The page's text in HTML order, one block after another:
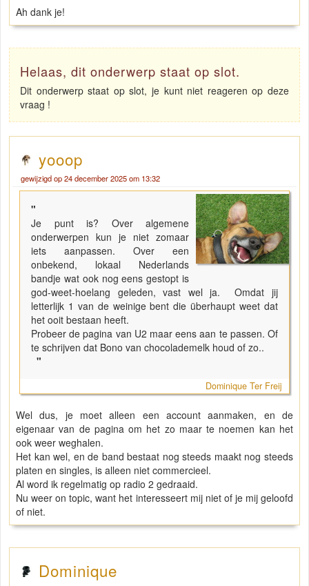
Ah dank je!
Helaas, dit onderwerp staat op slot.
Dit onderwerp staat op slot, je kunt niet reageren op deze
vraag !
yooop
gewijzigd op 24 december 2025 om 13:32
"
Je punt is? Over algemene
onderwerpen kun je niet zomaar
iets aanpassen. Over een
onbekend, lokaal Nederlands
bandje wat ook nog eens gestopt is
god-weet-hoelang geleden, vast wel ja. Omdat jij
letterlijk 1 van de weinige bent die überhaupt weet dat
het ooit bestaan heeft.
Probeer de pagina van U2 maar eens aan te passen. Of
te schrijven dat Bono van chocolademelk houd of zo..
"
Dominique Ter Freij
Wel dus, je moet alleen een account aanmaken, en de
eigenaar van de pagina om het zo maar te noemen kan het
ook weer weghalen.
Het kan wel, en de band bestaat nog steeds maakt nog steeds
platen en singles, is alleen niet commercieel.
Al word ik regelmatig op radio 2 gedraaid.
Nu weer on topic, want het interesseert mij niet of je mij geloofd
of niet.
Dominique